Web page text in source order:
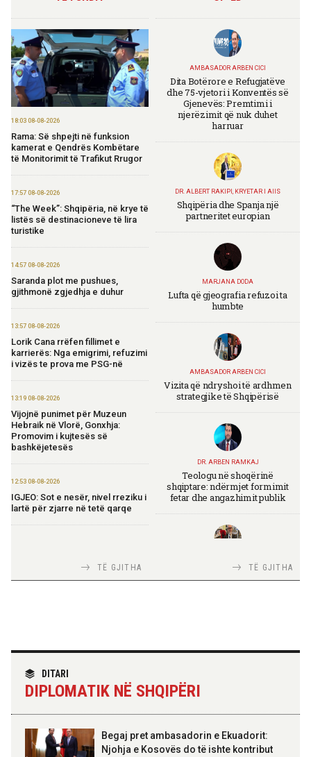
18:03 08-08-2026
Rama: Së shpejti në funksion
kamerat e Qendrës Kombëtare
të Monitorimit të Trafikut Rrugor
17:57 08-08-2026
“The Week”: Shqipëria, në krye të
listës së destinacioneve të lira
turistike
14:57 08-08-2026
Saranda plot me pushues,
gjithmonë zgjedhja e duhur
13:57 08-08-2026
Lorik Cana rrëfen fillimet e
karrierës: Nga emigrimi, refuzimi
i vizës te prova me PSG-në
13:19 08-08-2026
Vijojnë punimet për Muzeun
Hebraik në Vlorë, Gonxhja:
Promovim i kujtesës së
bashkëjetesës
12:53 08-08-2026
IGJEO: Sot e nesër, nivel rreziku i
lartë për zjarre në tetë qarqe
seminari i leximit mbi librin e Xi
Jinpingut për qeverisjen e Kinës
“Made in Albania”
09:24 08-08-2026
Ambasadori Wendt do të
Trump për siguri të përbashkët
TË GJITHA
AMBASADOR ARBEN CICI
Dita Botërore e Refugjatëve
dhe 75-vjetori i Konventës së
Gjenevës: Premtimi i
njerëzimit që nuk duhet
harruar
DR. ALBERT RAKIPI, KRYETAR I AIIS
Shqipëria dhe Spanja një
partneritet europian
MARJANA DODA
Lufta që gjeografia refuzoi ta
humbte
AMBASADOR ARBEN CICI
Vizita që ndryshoi të ardhmen
strategjike të Shqipërisë
DR. ARBEN RAMKAJ
Teologu në shoqërinë
shqiptare: ndërmjet formimit
fetar dhe angazhimit publik
TIRANA DIPLOMAT
TIRANA DIPLOMAT
Skënderbeut dhe Ismail
TË GJITHA
DITARI
DIPLOMATIK NË SHQIPËRI
Begaj pret ambasadorin e Ekuadorit:
Njohja e Kosovës do të ishte kontribut